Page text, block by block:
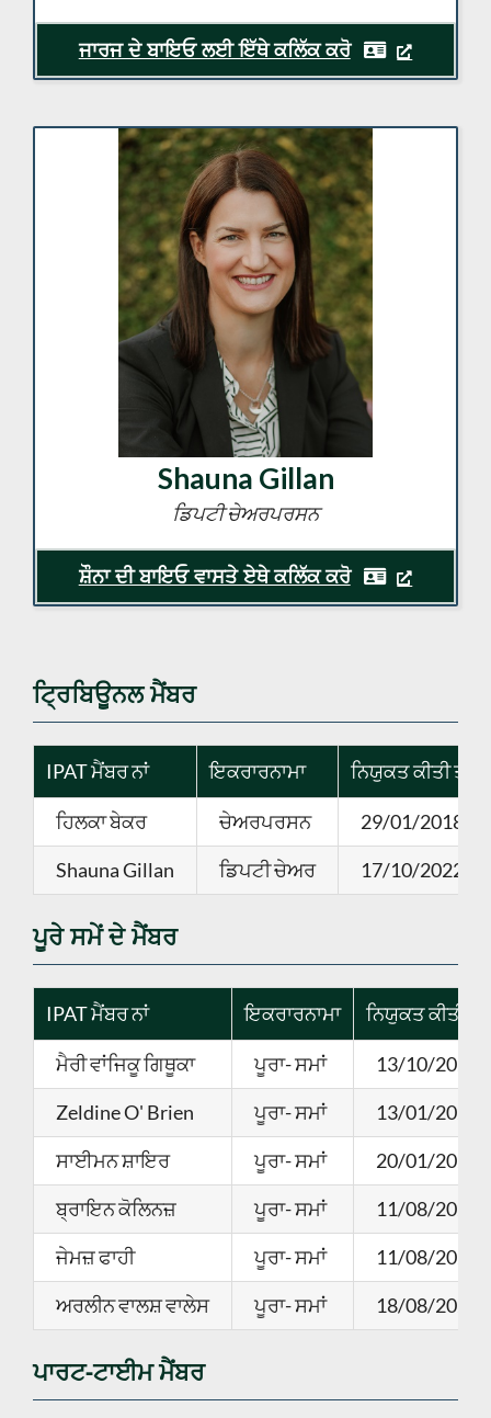
ਜਾਰਜ ਦੇ ਬਾਇਓ ਲਈ ਇੱਥੇ ਕਲਿੱਕ ਕਰੋ
Shauna Gillan
ਡਿਪਟੀ ਚੇਅਰਪਰਸਨ
ਸ਼ੌਨਾ ਦੀ ਬਾਇਓ ਵਾਸਤੇ ਏਥੇ ਕਲਿੱਕ ਕਰੋ
ਟ੍ਰਿਬਿਊਨਲ ਮੈਂਬਰ
IPAT ਮੈਂਬਰ ਨਾਂ ਇਕਰਾਰਨਾਮਾ ਨਿਯੁਕਤ ਕੀਤੀ
ਹਿਲਕਾ ਬੇਕਰ ਚੇਅਰਪਰਸਨ
29/01/2018
Shauna Gillan
ਡਿਪਟੀ ਚੇਅਰ 17/10/2022
ਪੂਰੇ ਸਮੇਂ ਦੇ ਮੈਂਬਰ
IPAT ਮੈਂਬਰ ਨਾਂ ਇਕਰਾਰਨਾਮਾ ਨਿਯੁਕਤ ਕੀਤੀ
ਮੈਰੀ ਵਾਂਜਿਕੂ ਗਿਥੂਕਾ ਪੂਰਾ- ਸਮਾਂ
13/10/2025
Zeldine O' Brien
ਪੂਰਾ- ਸਮਾਂ
13/01/2025
ਸਾਈਮਨ ਸ਼ਾਇਰ
ਪੂਰਾ- ਸਮਾਂ
20/01/2025
ਬ੍ਰਾਇਨ ਕੋਲਿਨਜ਼
ਪੂਰਾ- ਸਮਾਂ
11/08/2025
ਜੇਮਜ਼ ਫਾਹੀ
ਪੂਰਾ- ਸਮਾਂ
11/08/2025
ਅਰਲੀਨ ਵਾਲਸ਼ ਵਾਲੇਸ
ਪੂਰਾ- ਸਮਾਂ 18/08/2025
ਪਾਰਟ-ਟਾਈਮ ਮੈਂਬਰ